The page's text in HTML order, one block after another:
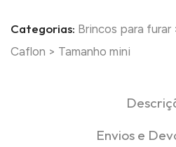
Categorias: Brincos para furar
Caflon > Tamanho mini
Envios e